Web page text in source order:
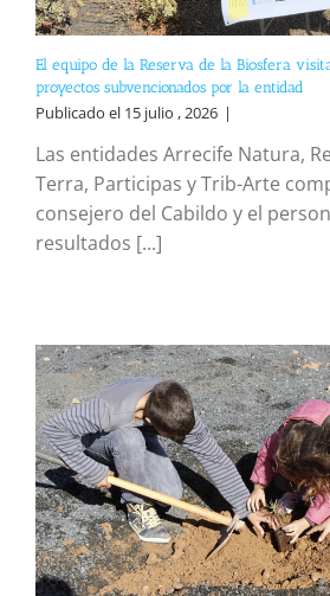
El equipo de la Reserva de la Biosfera
proyectos subvencionados por la entidad
Publicado el 15 julio , 2026 |
Las entidades Arrecife Natura,
Terra, Participas y Trib-Arte
consejero del Cabildo y el
resultados [...]